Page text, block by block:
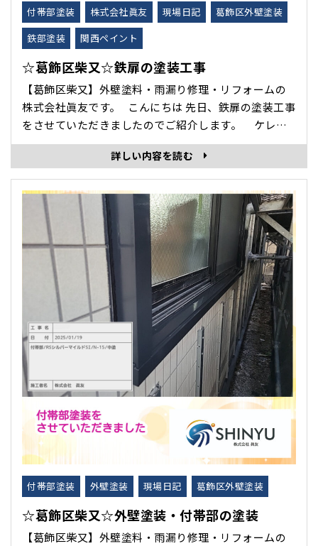
付帯部塗装 株式会社眞友 現場日記
葛飾区外壁塗装
鉄部塗装
関西ペイント
☆葛飾区柴又☆鉄扉の塗装工事
【葛飾区柴又】外壁塗料・雨漏り修理・リフォームの
株式会社眞友です。 こんにちは 先日、鉄扉の塗装工事
をさせていただきましたのでご紹介します。 ケレン
で下地を綺麗にします。 下塗り 中塗り ･･･
詳しい内容を読む
付帯部塗装 外壁塗装 現場日記 葛飾区外壁塗装
☆葛飾区柴又☆外壁塗装・付帯部の塗装
【葛飾区柴又】外壁塗料・雨漏り修理・リフォームの